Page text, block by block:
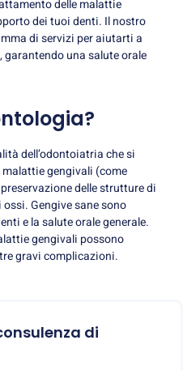
delle malattie
dei tuoi denti. Il nostro
di servizi per aiutarti a
garantendo una salute orale
dell’odontoiatria che si
gengivali (come
delle strutture di
Gengive sane sono
e la salute orale generale.
gengivali possono
gravi complicazioni.
di